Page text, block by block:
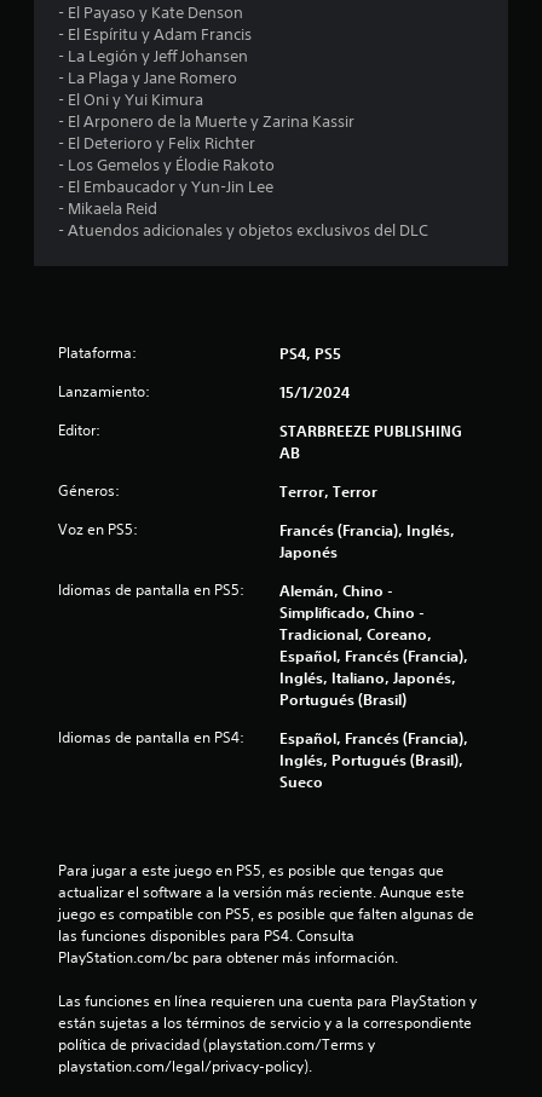
s
l
a
e
i
o
t
- El Payaso y Kate Denson
- El Espíritu y Adam Francis
- La Legión y Jeff Johansen
- La Plaga y Jane Romero
- El Oni y Yui Kimura
- El Arponero de la Muerte y Zarina Kassir
- El Deterioro y Felix Richter
- Los Gemelos y Élodie Rakoto
- El Embaucador y Yun-Jin Lee
- Mikaela Reid
- Atuendos adicionales y objetos exclusivos del DLC
Plataforma: PS4, PS5
Lanzamiento: 15/1/2024
Editor:
STARBREEZE PUBLISHING
AB
Géneros: Terror, Terror
Voz en PS5:
Francés (Francia), Inglés,
Japonés
Idiomas de pantalla en PS5:
Alemán, Chino -
Simplificado, Chino -
Tradicional, Coreano,
Español, Francés (Francia),
Inglés, Italiano, Japonés,
Portugués (Brasil)
Idiomas de pantalla en PS4:
Español, Francés (Francia),
Inglés, Portugués (Brasil),
Sueco
Para jugar a este juego en PS5, es posible que tengas que
actualizar el software a la versión más reciente. Aunque este
juego es compatible con PS5, es posible que falten algunas de
las funciones disponibles para PS4. Consulta
PlayStation.com/bc para obtener más información.
Las funciones en línea requieren una cuenta para PlayStation y
están sujetas a los términos de servicio y a la correspondiente
política de privacidad (playstation.com/Terms y
playstation.com/legal/privacy-policy).